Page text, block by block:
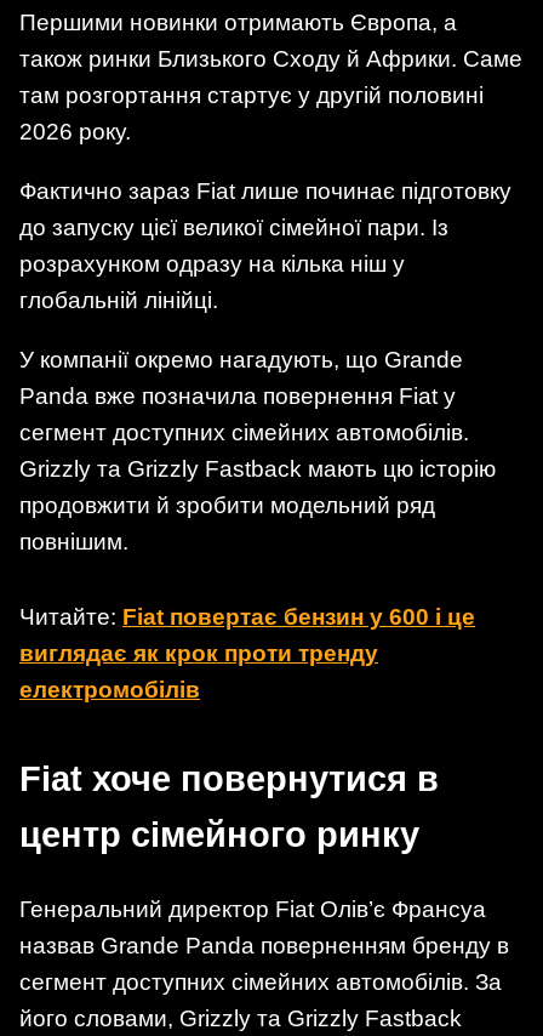
Першими новинки отримають Європа, а
також ринки Близького Сходу й Африки. Саме
там розгортання стартує у другій половині
2026 року.
Фактично зараз Fiat лише починає підготовку
до запуску цієї великої сімейної пари. Із
розрахунком одразу на кілька ніш у
глобальній лінійці.
У компанії окремо нагадують, що Grande
Panda вже позначила повернення Fiat у
сегмент доступних сімейних автомобілів.
Grizzly та Grizzly Fastback мають цю історію
продовжити й зробити модельний ряд
повнішим.
Читайте: Fiat повертає бензин у 600 і це
виглядає як крок проти тренду
електромобілів
Fiat хоче повернутися в
центр сімейного ринку
Генеральний директор Fiat Олів’є Франсуа
назвав Grande Panda поверненням бренду в
сегмент доступних сімейних автомобілів. За
його словами, Grizzly та Grizzly Fastback